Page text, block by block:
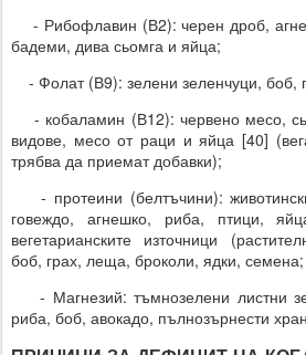
- Рибофлавин (В2): черен дроб,
бадеми, дива сьомга и яйца;
- Фолат (В9): зелени зеленчуци, боб,
- кобаламин (В12): червено месо,
видове, месо от раци и яйца [40]
трябва да приемат добавки);
- протеини (белтъчини):
говеждо, агнешко, риба, птици,
вегетарианските източници
боб, грах, леща, броколи, ядки, семена;
- Магнезий: тъмнозелени листни
риба, боб, авокадо, пълнозърнести